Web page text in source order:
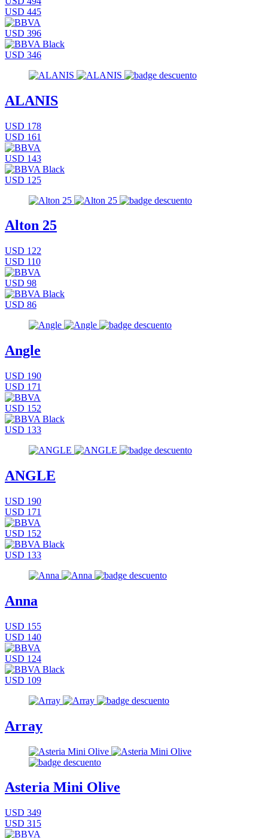
USD 445
USD 396
USD 346
ALANIS
USD 178
USD 161
USD 143
USD 125
Alton 25
USD 122
USD 110
USD 98
USD 86
Angle
USD 190
USD 171
USD 152
USD 133
ANGLE
USD 190
USD 171
USD 152
USD 133
Anna
USD 155
USD 140
USD 124
USD 109
Array
Asteria Mini Olive
USD 349
USD 315